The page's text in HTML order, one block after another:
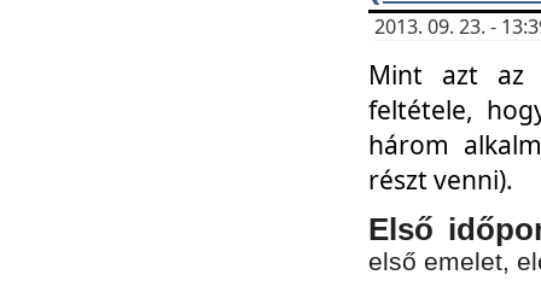
2013. 09. 23. -
Mint azt az
feltétele,
három
részt venni).
Első
első emelet,